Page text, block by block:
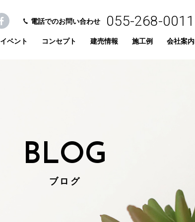
電話でのお問い合わせ 055-268-0011
イベント コンセプト 建売情報 施工例 会社案内
BLOG
ブログ